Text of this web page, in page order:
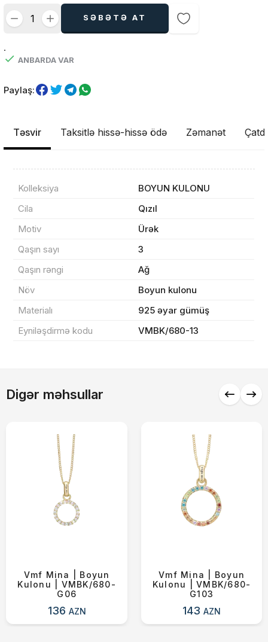
SƏBƏTƏ AT
.
ANBARDA VAR
Paylaş:
Təsvir Taksitlə hissə-hissə ödə Zəmanət
Kolleksiya
BOYUN KULONU
Cila
Qızıl
Motiv
Ürək
Qaşın sayı
3
Qaşın rəngi
Ağ
Növ
Boyun kulonu
Materialı
925 əyar gümüş
Eyniləşdirmə kodu
VMBK/680-13
Digər məhsullar
Vmf Mina | Boyun
Kulonu | VMBK/680-
G06
136 AZN
Vmf Mina | Boyun
Kulonu | VMBK/680-
G103
143AZN
Məhsul(lar) səbətə əlavə edildi
Sifarişin detalları
Endirim
Yekun məbləğ 0 ₼